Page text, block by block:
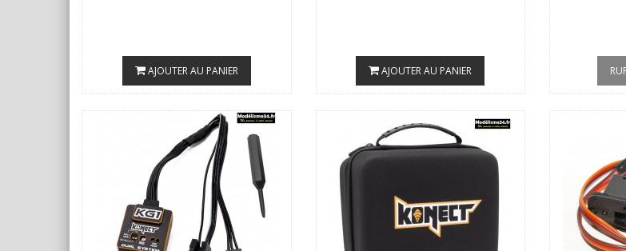
AJOUTER AU PANIER AJOUTER AU PANIER